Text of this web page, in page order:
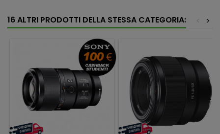
16 ALTRI PRODOTTI DELLA STESSA CATEGORIA: >
<